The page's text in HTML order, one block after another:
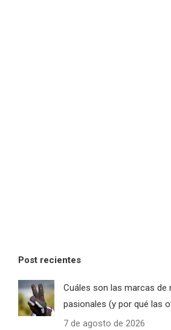
Post recientes
Cuáles son las marcas de
pasionales (y por qué las
7 de agosto de 2026